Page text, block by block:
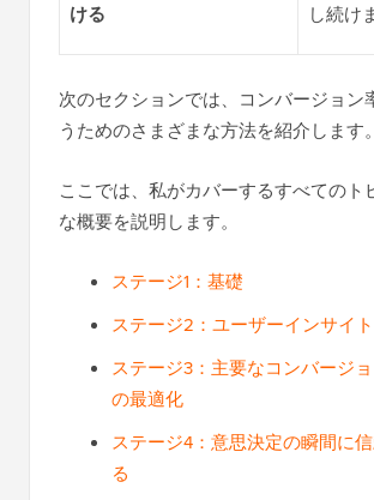
ける
し続け
次のセクションでは、コンバージョン
うためのさまざまな方法を紹介します。
ここでは、私がカバーするすべてのト
な概要を説明します。
ステージ1：基礎
ステージ2：ユーザーインサイト
ステージ3：主要なコンバージ
の最適化
ステージ4：意思決定の瞬間に
る